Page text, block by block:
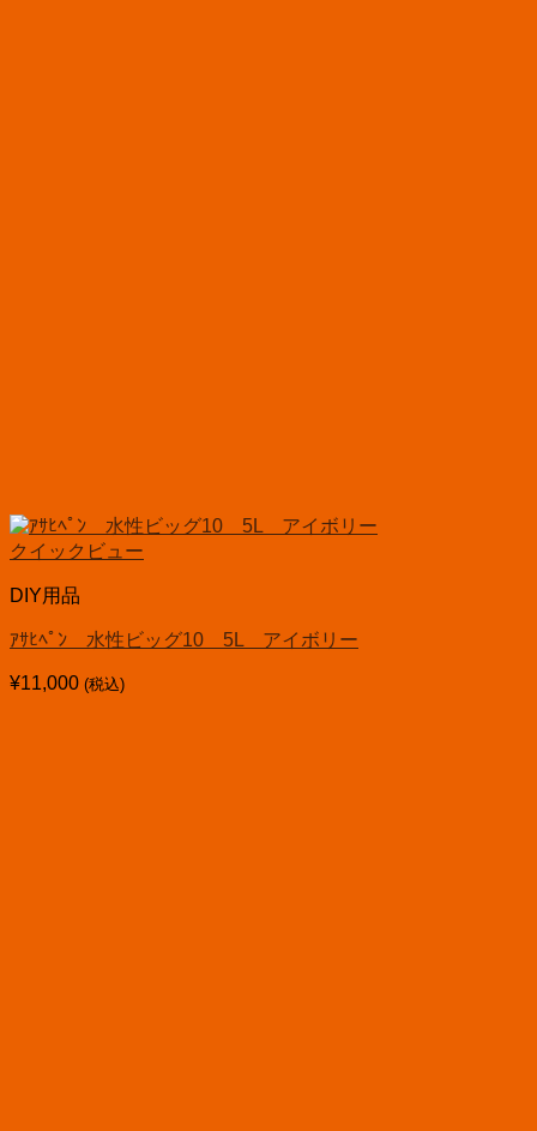
クイックビュー
DIY用品
ｱｻﾋﾍﾟﾝ 水性ビッグ10 5L アイボリー
¥11,000 (税込)